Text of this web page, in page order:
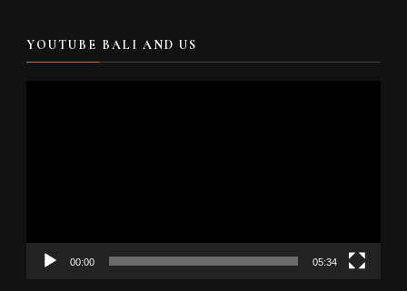
YOUTUBE BALI AND US
00:00 05:34